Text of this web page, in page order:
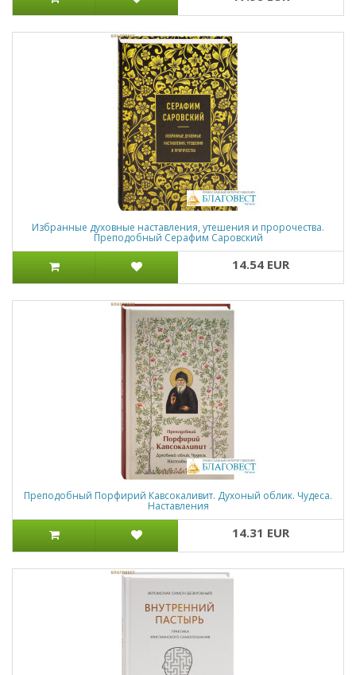
Избранные духовные наставления, утешения и пророчества.
Преподобный Серафим Саровский
14.54 EUR
Преподобный Порфирий Кавсокаливит. Духоный облик. Чудеса.
Наставления
14.31 EUR